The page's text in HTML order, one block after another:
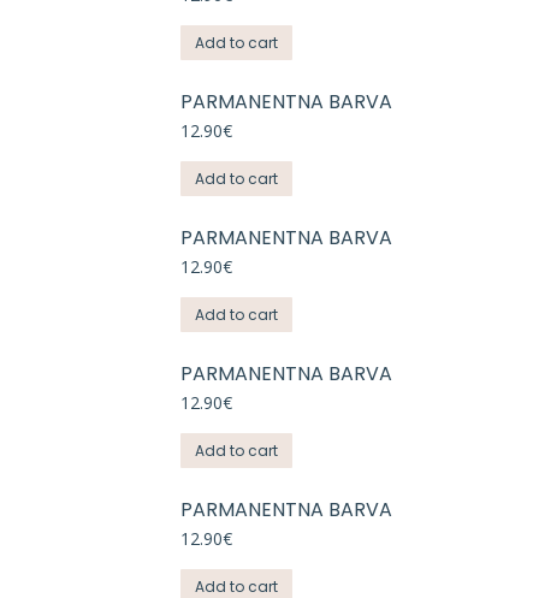
Add to cart
PARMANENTNA BARVA
12.90€
Add to cart
PARMANENTNA BARVA
12.90€
Add to cart
PARMANENTNA BARVA
12.90€
Add to cart
PARMANENTNA BARVA
12.90€
Add to cart